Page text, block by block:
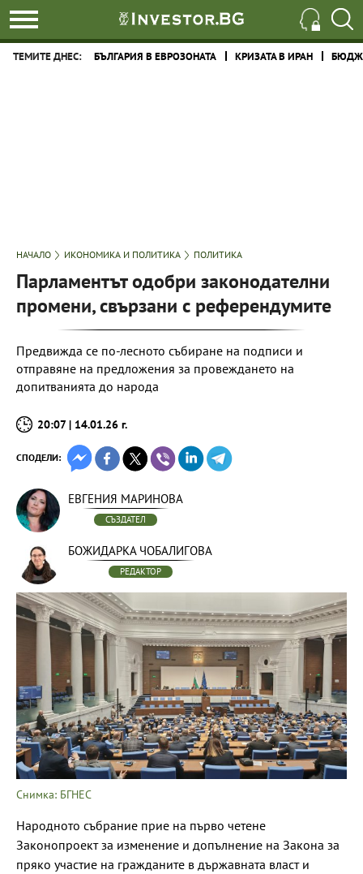
ТЕМИТЕ ДНЕС: БЪЛГАРИЯ В ЕВРОЗОНАТА КРИЗАТА В ИРАН
НАЧАЛО ИКОНОМИКА И ПОЛИТИКА ПОЛИТИКА
Парламентът одобри законодателни
промени, свързани с референдумите
Предвижда се по-лесното събиране на подписи и
отправяне на предложения за провеждането на
допитванията до народа
20:07 | 14.01.26 г.
СПОДЕЛИ:
ЕВГЕНИЯ МАРИНОВА
СЪЗДАТЕЛ
БОЖИДАРКА ЧОБАЛИГОВА
РЕДАКТОР
Снимка: БГНЕС
Народното събрание прие на първо четене
Законопроект за изменение и допълнение на Закона за
пряко участие на гражданите в държавната власт и